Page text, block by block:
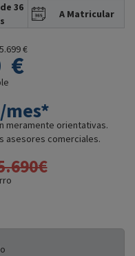
36
A Matricular
€
€
mes*
meramente orientativas.
asesores comerciales.